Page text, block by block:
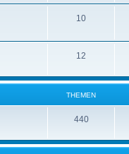
10
12
THEMEN
440